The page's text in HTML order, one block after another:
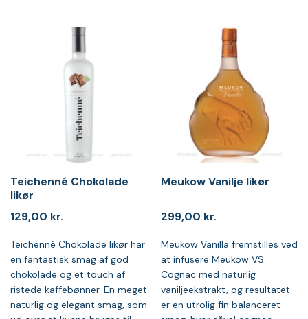
Teichenné Chokolade
likør
129,00 kr.
Teichenné Chokolade likør har
en fantastisk smag af god
chokolade og et touch af
ristede kaffebønner. En meget
naturlig og elegant smag, som
Meukow Vanilje likør
299,00 kr.
Meukow Vanilla fremstilles ved
at infusere Meukow VS
Cognac med naturlig
vaniljeekstrakt, og resultatet
er en utrolig fin balanceret